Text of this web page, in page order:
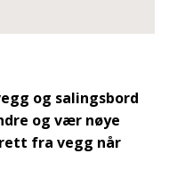
og salingsbord
og vær nøye
fra vegg når